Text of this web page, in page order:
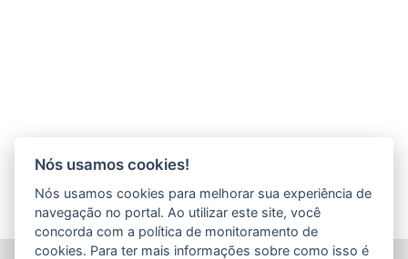
Nós usamos cookies!
Nós usamos cookies para melhorar sua experiência de
navegação no portal. Ao utilizar este site, você
concorda com a política de monitoramento de
cookies. Para ter mais informações sobre como isso é